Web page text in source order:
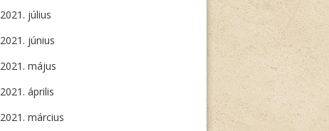
2021. július
2021. június
2021. május
2021. április
2021. március